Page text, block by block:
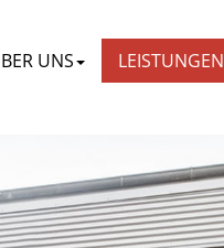
UNS LEISTUNGEN